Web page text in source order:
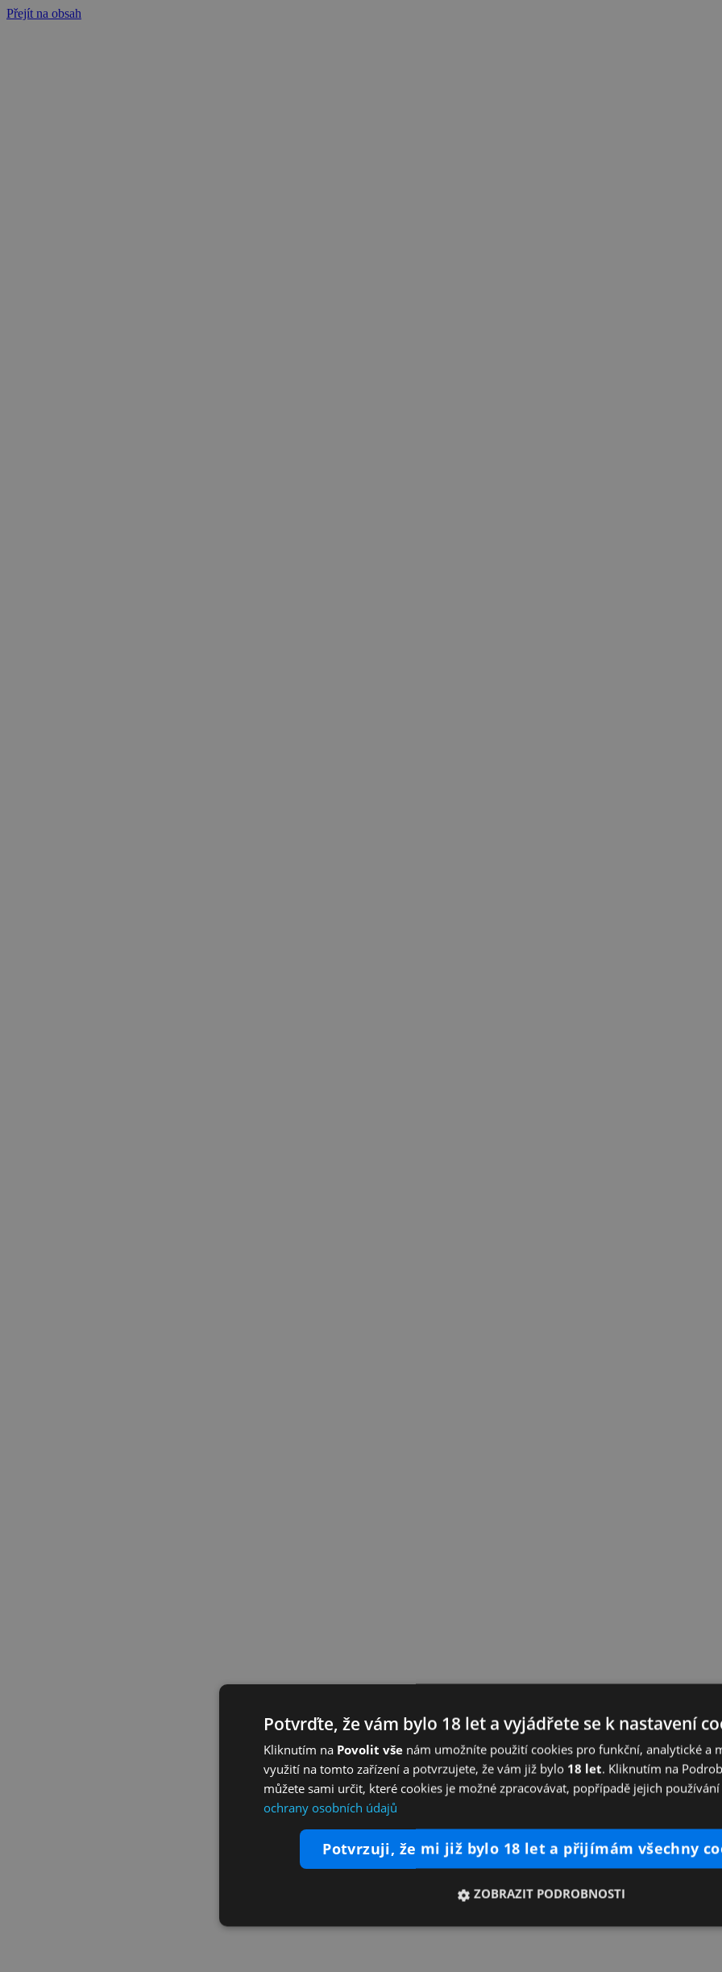
Přejít na obsah
Potvrďte, že vám bylo 18 let a vyjádřete se k nastavení
Kliknutím na Povolit vše nám umožníte použití cookies pro funkční, analytické a
využití na tomto zařízení a potvrzujete, že vám již bylo 18 let. Kliknutím na
můžete sami určit, které cookies je možné zpracovávat, popřípadě jejich používání
ochrany osobních údajů
potvrzuji, že mi již bylo 18 let a přijímám všechny
ZOBRAZIT PODROBNOSTI